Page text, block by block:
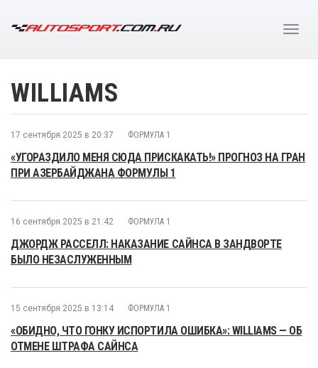
WILLIAMS
17 сентября 2025 в 20:37 ФОРМУЛА 1
«УГОРАЗДИЛО МЕНЯ СЮДА ПРИСКАКАТЬ!» ПРОГНОЗ НА ГРАН
ПРИ АЗЕРБАЙДЖАНА ФОРМУЛЫ 1
16 сентября 2025 в 21:42 ФОРМУЛА 1
ДЖОРДЖ РАССЕЛЛ: НАКАЗАНИЕ САЙНСА В ЗАНДВОРТЕ
БЫЛО НЕЗАСЛУЖЕННЫМ
15 сентября 2025 в 13:14 ФОРМУЛА 1
«ОБИДНО, ЧТО ГОНКУ ИСПОРТИЛА ОШИБКА»: WILLIAMS — ОБ
ОТМЕНЕ ШТРАФА САЙНСА